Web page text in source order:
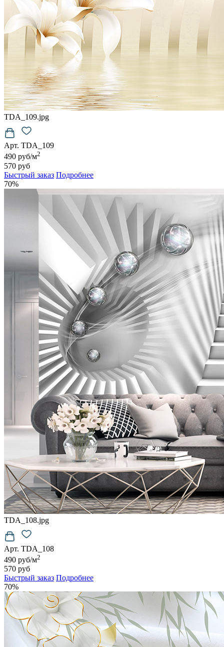
TDA_109.jpg
Арт. TDA_109
490 руб/м2
570 руб
Быстрый заказ Подробнее
70%
TDA_108.jpg
Арт. TDA_108
490 руб/м2
570 руб
Быстрый заказ Подробнее
70%